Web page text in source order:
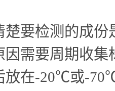
楚要检测的成
因需要周期收集
放在-20℃或-